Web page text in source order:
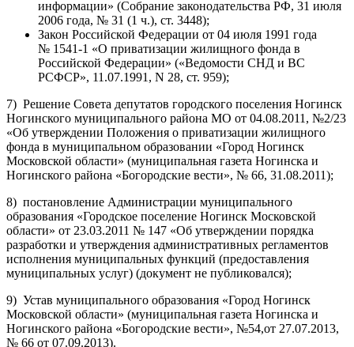
информации» (Собрание законодательства РФ, 31 июля
2006 года, № 31 (1 ч.), ст. 3448);
Закон Российской Федерации от 04 июля 1991 года
№ 1541-1 «О приватизации жилищного фонда в
Российской Федерации» («Ведомости СНД и ВС
РСФСР», 11.07.1991, N 28, ст. 959);
7) Решение Совета депутатов городского поселения Ногинск
Ногинского муниципального района МО от 04.08.2011, №2/23
«Об утверждении Положения о приватизации жилищного
фонда в муниципальном образовании «Город Ногинск
Московской области» (муниципальная газета Ногинска и
Ногинского района «Богородские вести», № 66, 31.08.2011);
8) постановление Администрации муниципального
образования «Городское поселение Ногинск Московской
области» от 23.03.2011 № 147 «Об утверждении порядка
разработки и утверждения административных регламентов
исполнения муниципальных функций (предоставления
муниципальных услуг) (документ не публиковался);
9) Устав муниципального образования «Город Ногинск
Московской области» (муниципальная газета Ногинска и
Ногинского района «Богородские вести», №54,от 27.07.2013,
№ 66 от 07.09.2013).